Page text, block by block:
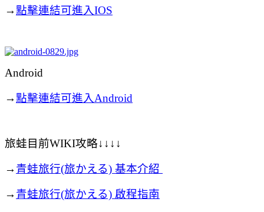
→ 點擊連結可進入IOS
Android
→ 點擊連結可進入Android
旅蛙目前WIKI攻略↓↓↓↓
→ 青蛙旅行(旅かえる) 基本介紹
→ 青蛙旅行(旅かえる) 啟程指南